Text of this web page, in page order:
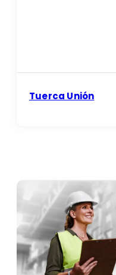
Tuerca Unión